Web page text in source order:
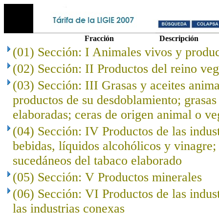
Fracción Descripción
(01) Sección: I Animales vivos y
(02) Sección: II Productos del reino
(03) Sección: III Grasas y aceites
productos de su desdoblamiento;
elaboradas; ceras de origen animal o
(04) Sección: IV Productos de las
bebidas, líquidos alcohólicos y vinagre;
sucedáneos del tabaco elaborado
(05) Sección: V Productos minerales
(06) Sección: VI Productos de las
las industrias conexas